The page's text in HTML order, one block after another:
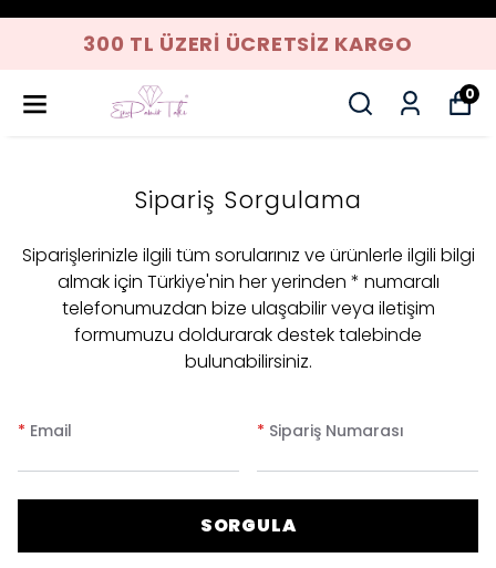
300 TL ÜZERI ÜCRETSIZ KARGO
0
Sipariş Sorgulama
Siparişlerinizle ilgili tüm sorularınız ve ürünlerle ilgili bilgi
almak için Türkiye'nin her yerinden * numaralı
telefonumuzdan bize ulaşabilir veya iletişim
formumuzu doldurarak destek talebinde
bulunabilirsiniz.
* Email * Sipariş Numarası
SORGULA